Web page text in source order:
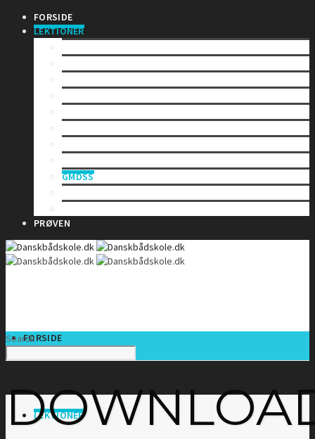
FORSIDE
LEKTIONER
GMDSS
PRØVEN
FORSIDE
LEKTIONER
Search